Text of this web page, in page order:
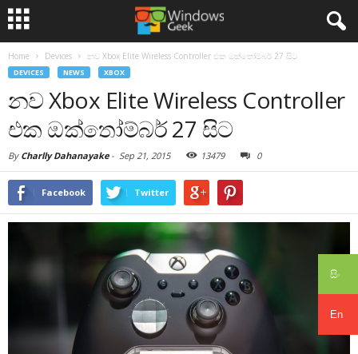
සිං
En
Home Devices නව Xbox Elite Wireless Controller එක ඔක්තෝම්බර් 27 සිට
DEVICES NEWS XBOX
නව Xbox Elite Wireless Controller
එක ඔක්තෝම්බර් 27 සිට
By Charlly Dahanayake- Sep 21, 2015 13479 0
Facebook Twitter